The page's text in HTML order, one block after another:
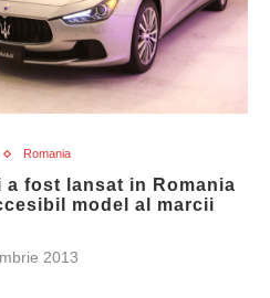
Romania
a fost lansat in Romania
model al marcii
2013